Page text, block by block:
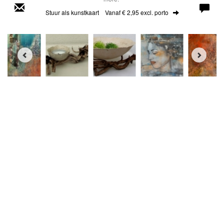
Stuur als kunstkaart Vanaf € 2,95 excl. porto